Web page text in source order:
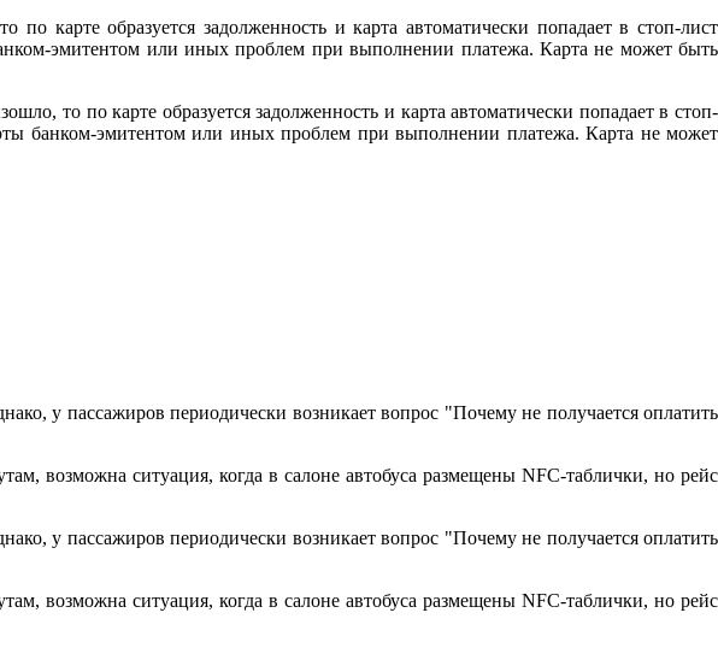
карте образуется задолженность и карта автоматически попадает в стоп-лист
эмитентом или иных проблем при выполнении платежа. Карта не может быть
то по карте образуется задолженность и карта автоматически попадает в стоп-
банком-эмитентом или иных проблем при выполнении платежа. Карта не может
у пассажиров периодически возникает вопрос "Почему не получается оплатить
возможна ситуация, когда в салоне автобуса размещены NFC-таблички, но рейс
у пассажиров периодически возникает вопрос "Почему не получается оплатить
возможна ситуация, когда в салоне автобуса размещены NFC-таблички, но рейс